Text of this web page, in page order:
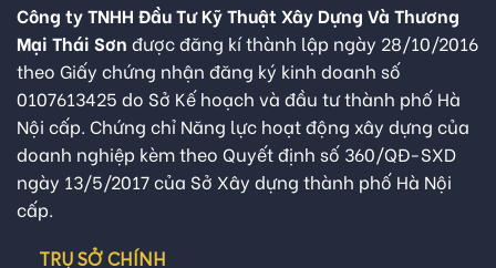
Công ty TNHH Đầu Tư Kỹ Thuật Xây Dựng Và Thương
Mại Thái Sơn được đăng kí thành lập ngày 28/10/2016
theo Giấy chứng nhận đăng ký kinh doanh số
0107613425 do Sở Kế hoạch và đầu tư thành phố Hà
Nội cấp. Chứng chỉ Năng lực hoạt động xây dựng của
doanh nghiệp kèm theo Quyết định số 360/QĐ-SXD
ngày 13/5/2017 của Sở Xây dựng thành phố Hà Nội
cấp.
TRỤ SỞ CHÍNH